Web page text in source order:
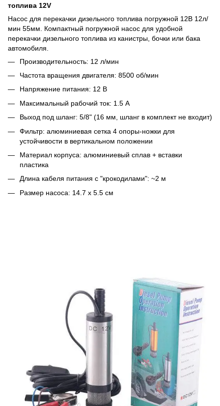
топлива 12V
Насос для перекачки дизельного топлива погружной 12В 12л/
мин 55мм. Компактный погружной насос для удобной
перекачки дизельного топлива из канистры, бочки или бака
автомобиля.
Производительность: 12 л/мин
Частота вращения двигателя: 8500 об/мин
Напряжение питания: 12 В
Максимальный рабочий ток: 1.5 А
Выход под шланг: 5/8" (16 мм, шланг в комплект не входит)
Фильтр: алюминиевая сетка 4 опоры-ножки для
устойчивости в вертикальном положении
Материал корпуса: алюминиевый сплав + вставки
пластика
Длина кабеля питания с "крокодилами": ~2 м
Размер насоса: 14.7 x 5.5 см